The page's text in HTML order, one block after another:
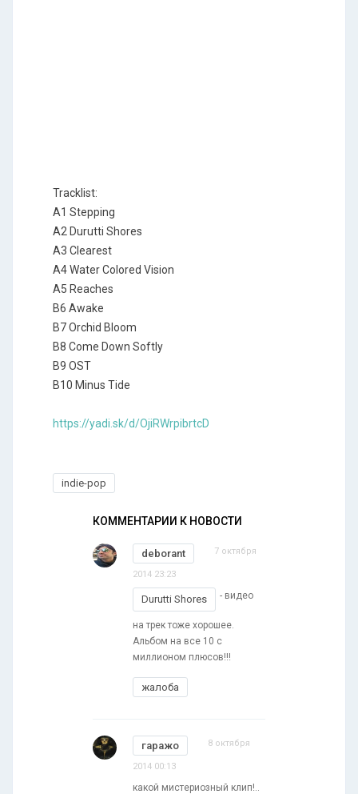
Tracklist:
A1 Stepping
A2 Durutti Shores
A3 Clearest
A4 Water Colored Vision
A5 Reaches
B6 Awake
B7 Orchid Bloom
B8 Come Down Softly
B9 OST
B10 Minus Tide
https://yadi.sk/d/OjiRWrpibrtcD
indie-pop
КОММЕНТАРИИ К НОВОСТИ
deborant 7 октября
2014 23:23
Durutti Shores - видео
на трек тоже хорошее.
Альбом на все 10 с
миллионом плюсов!!!
жалоба
гаражо 8 октября
2014 00:13
какой мистериозный клип!..